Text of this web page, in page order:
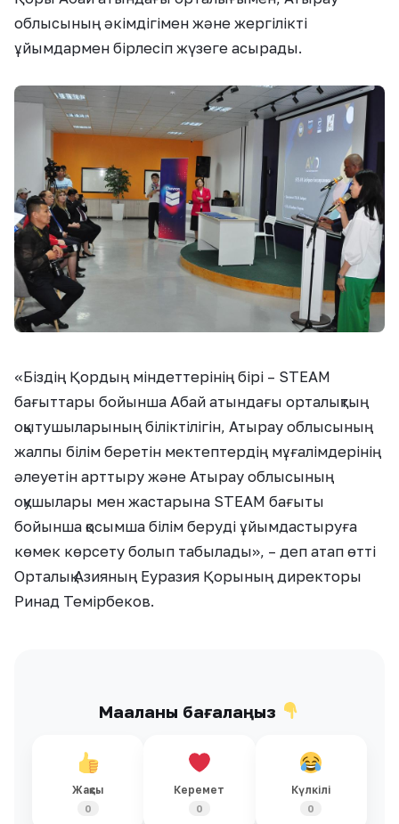
облысының әкімдігімен және жергілікті
ұйымдармен бірлесіп жүзеге асырады.
«Біздің Қордың міндеттерінің бірі – STEAM
бағыттары бойынша Абай атындағы орталықтың
оқытушыларының біліктілігін, Атырау облысының
жалпы білім беретін мектептердің мұғалімдерінің
әлеуетін арттыру және Атырау облысының
оқушылары мен жастарына STEAM бағыты
бойынша қосымша білім беруді ұйымдастыруға
көмек көрсету болып табылады», – деп атап өтті
Орталық Азияның Еуразия Қорының директоры
Ринад Темірбеков.
Мақаланы бағалаңыз
Жақсы
0
Керемет
0
Күлкілі
0